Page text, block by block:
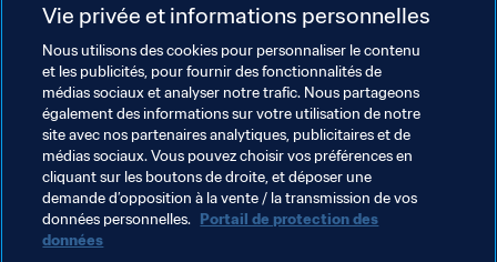
Droits de l'homme et lutte contre
la discrimination
Santé et médical
Initiatives en matière de
formation
Vie privée et informations personnelles
Nous utilisons des cookies pour personnaliser le contenu
et les publicités, pour fournir des fonctionnalités de
médias sociaux et analyser notre trafic. Nous partageons
également des informations sur votre utilisation de notre
site avec nos partenaires analytiques, publicitaires et de
médias sociaux. Vous pouvez choisir vos préférences en
cliquant sur les boutons de droite, et déposer une
demande d’opposition à la vente / la transmission de vos
données personnelles. Portail de protection des
données